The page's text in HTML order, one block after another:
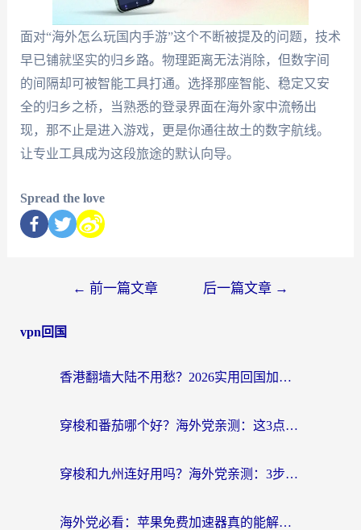
面对“海外怎么玩国内手游”这个不断被提及的问题，技术
早已铺就坚实的归乡路。物理距离无法消除，但数字间
的间隔却可被智能工具打通。选择那座智能、稳定又安
全的归乡之桥，当熟悉的登录界面在海外家中流畅出
现，那不止是进入游戏，更是你通往故土的数字航线。
让专业工具成为这段旅途的默认向导。
Spread the love
← 前一篇文章 后一篇文章 →
vpn回国
香港翻墙大陆不用愁？2026实用回国加速器指南：从选到用一步到位
穿梭和番茄哪个好？海外党亲测：这3点帮你选对回国加速器
穿梭和九州连好用吗？海外党亲测：3步选对回国加速器，无缝刷国内剧玩国服
海外党必看：苹果免费加速器真的能解决回国访问难题吗？附实测对比与全平台方案